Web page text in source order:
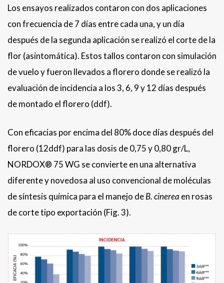
Los ensayos realizados contaron con dos aplicaciones
con frecuencia de 7 días entre cada una, y un día
después de la segunda aplicación se realizó el corte de la
flor (asintomática). Estos tallos contaron con simulación
de vuelo y fueron llevados a florero donde se realizó la
evaluación de incidencia a los 3, 6, 9 y 12 días después
de montado el florero (ddf).
Con eficacias por encima del 80% doce días después del
florero (12ddf) para las dosis de 0,75 y 0,80 gr/L,
NORDOX® 75 WG se convierte en una alternativa
diferente y novedosa al uso convencional de moléculas
de síntesis química para el manejo deB. cinerea en rosas
de corte tipo exportación (Fig. 3).